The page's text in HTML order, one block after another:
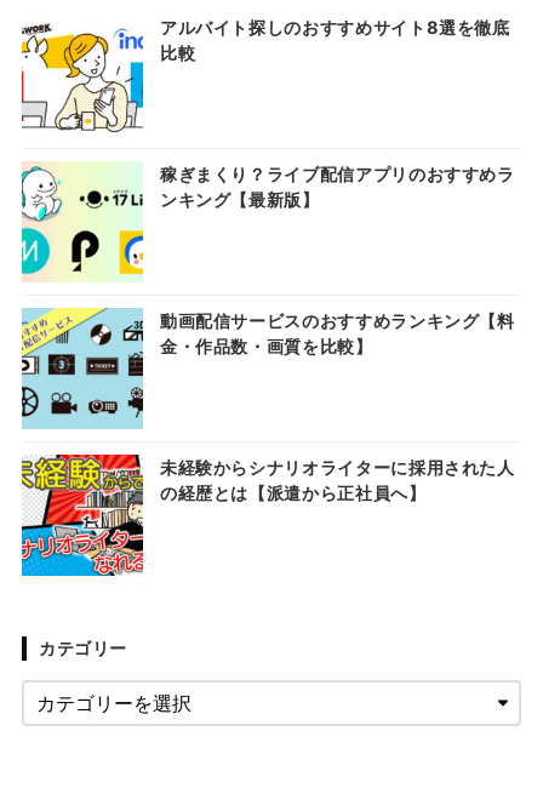
アルバイト探しのおすすめサイト8選を徹底
比較
稼ぎまくり？ライブ配信アプリのおすすめラ
ンキング【最新版】
動画配信サービスのおすすめランキング【料
金・作品数・画質を比較】
未経験からシナリオライターに採用された人
の経歴とは【派遣から正社員へ】
カテゴリー